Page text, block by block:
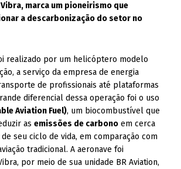
marca um pioneirismo que
a descarbonização do setor no
realizado por um helicóptero modelo
a serviço da empresa de energia
de profissionais até plataformas
diferencial dessa operação foi o uso
Aviation Fuel), um biocombustível que
asemissões de carbono em cerca
seu ciclo de vida, em comparação com
tradicional. A aeronave foi
por meio de sua unidade BR Aviation,